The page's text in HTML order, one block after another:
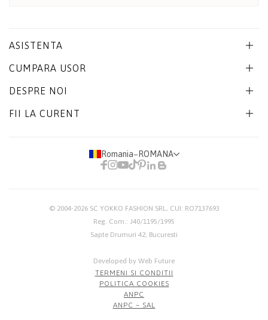
ASISTENTA
CUMPARA USOR
DESPRE NOI
FII LA CURENT
Romania− ROMANA
© 2004-2026 SC YOKKO FASHION SRL, CUI: RO7137693
Reg. Com.: J40/1195/1995
Sapte Drumuri 42, Bucuresti
Developed by Web Future
TERMENI SI CONDITII
POLITICA COOKIES
ANPC
ANPC – SAL